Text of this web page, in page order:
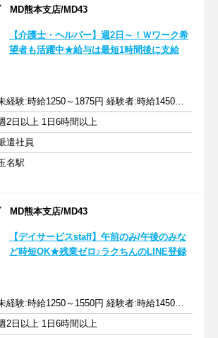
MD熊本支店/MD43
【介護士・ヘルパー】週2日～！Ｗワーク希
望者も活躍中★給与は最短1時間後に支給
未経験:時給1250～1875円 経験者:時給1450～2175円+交通費全額
2日以上 1日6時間以上
遣社員
名駅
MD熊本支店/MD43
【デイサービスstaff】午前のみ/午後のみな
ど時短OK★残業ゼロ♪ラクちんのLINE登録
未経験:時給1250～1550円 経験者:時給1450～1750円+交通費全額
2日以上 1日6時間以上